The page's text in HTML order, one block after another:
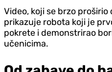
Video, koji se brzo
prikazuje robota koji je
pokrete i demonstrirao
učenicima.